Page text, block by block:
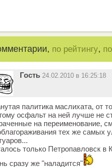
по рейтингу,
Гость 24.02.2010 в 16:25:18
палитика маслихата, от
осфальт на ней лучше не
на переименование,
тех же самых
только Петропавловск
сразу же "наладится"